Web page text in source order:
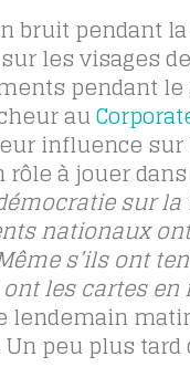
bruit pendant
les visages
pendant le
au
influence
à jouer
sur
nationaux
s’ils ont
les cartes en
lendemain
peu plus